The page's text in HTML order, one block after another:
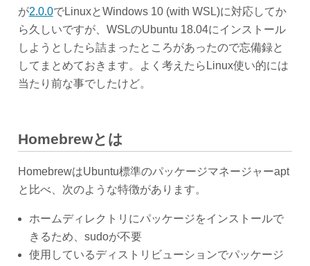
が2.0.0でLinuxとWindows 10 (with WSL)に対応してか
ら久しいですが、WSLのUbuntu 18.04にインストール
しようとしたら詰まったところがあったので忘備録と
してまとめておきます。よく考えたらLinux使い的には
当たり前な事でしたけど。
Homebrewとは
HomebrewはUbuntu標準のパッケージマネージャーapt
と比べ、次のような特徴があります。
ホームディレクトリにパッケージをインストールで
きるため、sudoが不要
使用しているディストリビューションでパッケージ